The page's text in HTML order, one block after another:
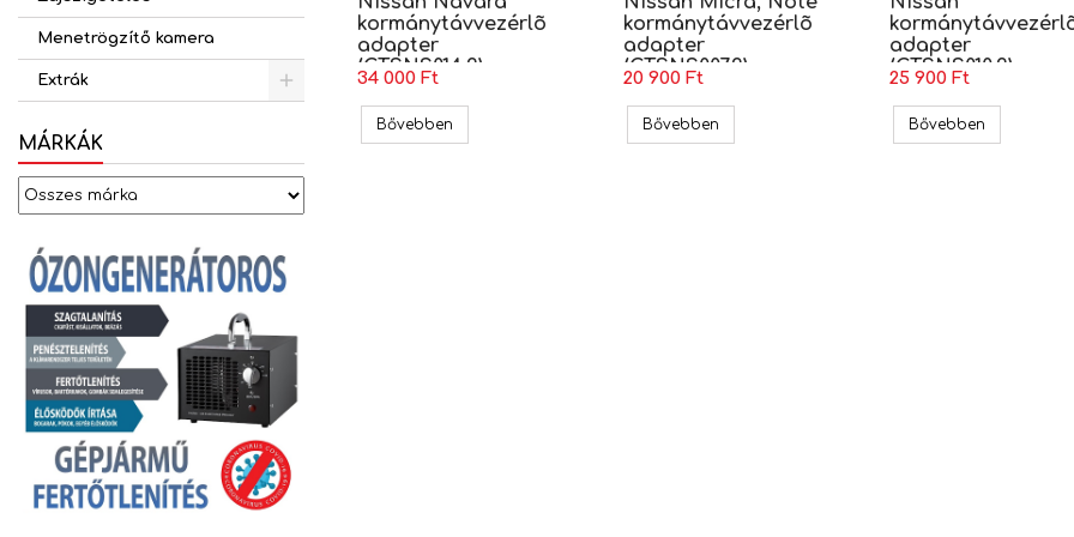
Menetrögzítő kamera
Extrák
MÁRKÁK
kormánytávvezérlõ
adapter
(CTSNS014.2)
34 000 Ft
BővebbenNissan Navara kormánytávvezérlõ adapter (CTSNS014.2)
kormánytávvezérlõ
adapter
(CTSNS007.2)
20 900 Ft
BővebbenNissan Micra, Note kormánytávvezérlõ adapter
adapter
(CTSNS010.2)
25 900 Ft
BővebbenNissan